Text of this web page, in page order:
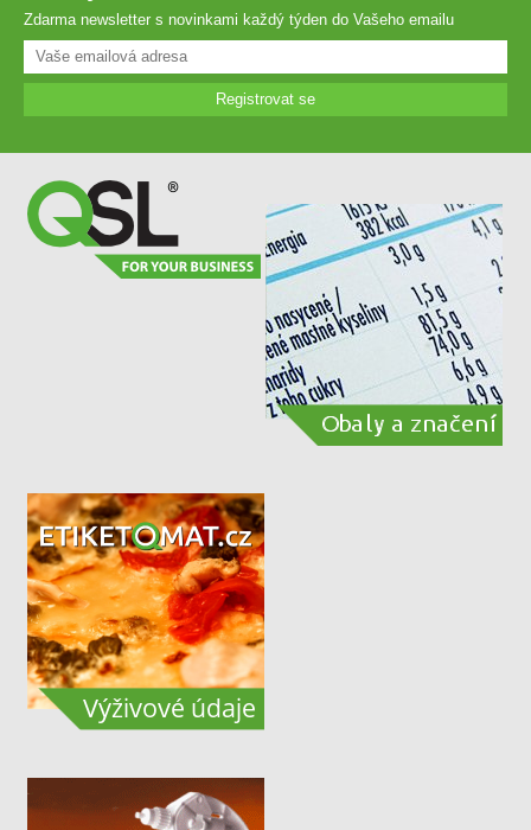
Zdarma newsletter s novinkami každý týden do Vašeho emailu
Registrovat se